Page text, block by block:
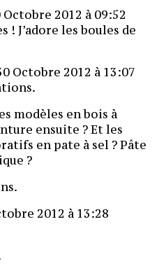
2012 à 09:52
! J’adore les boules de
Octobre 2012 à 13:07
modèles en bois à
ensuite ? Et les
en pate à sel ? Pâte
?
2012 à 13:28